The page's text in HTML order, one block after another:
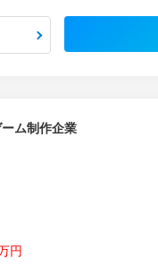
ム制作企業
円